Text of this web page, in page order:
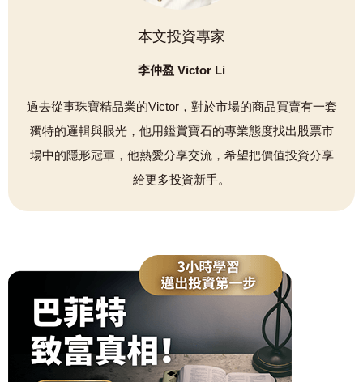
本文投資專家
李仲盈 Victor Li
過去從事珠寶精品業的Victor，對於市場的商品買賣有一套
獨特的邏輯與眼光，他用鑑賞寶石的專業態度找出股票市
場中的隱形冠軍，他熱愛分享交流，希望把價值投資分享
給更多投資新手。